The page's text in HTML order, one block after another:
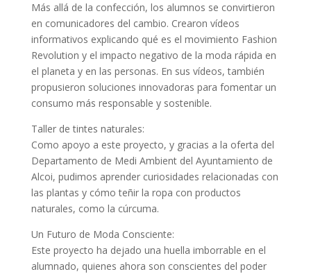
Más allá de la confección, los alumnos se convirtieron
en comunicadores del cambio. Crearon vídeos
informativos explicando qué es el movimiento Fashion
Revolution y el impacto negativo de la moda rápida en
el planeta y en las personas. En sus vídeos, también
propusieron soluciones innovadoras para fomentar un
consumo más responsable y sostenible.
Taller de tintes naturales:
Como apoyo a este proyecto, y gracias a la oferta del
Departamento de Medi Ambient del Ayuntamiento de
Alcoi, pudimos aprender curiosidades relacionadas con
las plantas y cómo teñir la ropa con productos
naturales, como la cúrcuma.
Un Futuro de Moda Consciente:
Este proyecto ha dejado una huella imborrable en el
alumnado, quienes ahora son conscientes del poder